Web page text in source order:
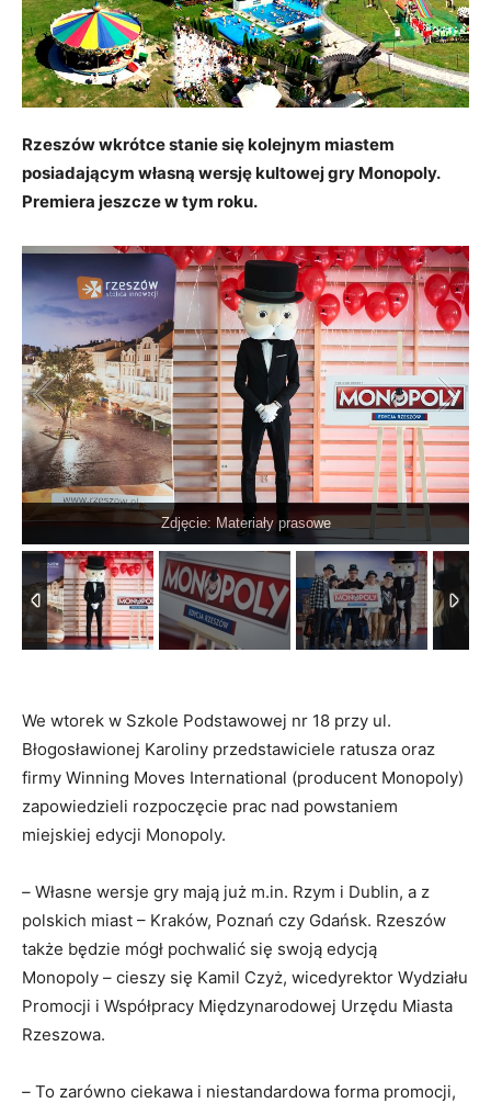
Rzeszów wkrótce stanie się kolejnym miastem
posiadającym własną wersję kultowej gry Monopoly.
Premiera jeszcze w tym roku.
Zdjęcie: Materiały prasowe
We wtorek w Szkole Podstawowej nr 18 przy ul.
Błogosławionej Karoliny przedstawiciele ratusza oraz
firmy Winning Moves International (producent Monopoly)
zapowiedzieli rozpoczęcie prac nad powstaniem
miejskiej edycji Monopoly.
– Własne wersje gry mają już m.in. Rzym i Dublin, a z
polskich miast – Kraków, Poznań czy Gdańsk. Rzeszów
także będzie mógł pochwalić się swoją edycją
Monopoly – cieszy się Kamil Czyż, wicedyrektor Wydziału
Promocji i Współpracy Międzynarodowej Urzędu Miasta
Rzeszowa.
– To zarówno ciekawa i niestandardowa forma promocji,